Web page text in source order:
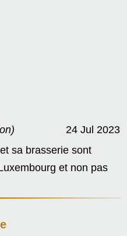
24 Jul 2023
sa brasserie sont
et non pas